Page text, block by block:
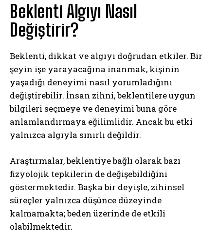
Beklenti Algıyı Nasıl
Değiştirir?
Beklenti, dikkat ve algıyı doğrudan etkiler. Bir
şeyin işe yarayacağına inanmak, kişinin
yaşadığı deneyimi nasıl yorumladığını
değiştirebilir. İnsan zihni, beklentilere uygun
bilgileri seçmeye ve deneyimi buna göre
anlamlandırmaya eğilimlidir. Ancak bu etki
yalnızca algıyla sınırlı değildir.
Araştırmalar, beklentiye bağlı olarak bazı
fizyolojik tepkilerin de değişebildiğini
göstermektedir. Başka bir deyişle, zihinsel
süreçler yalnızca düşünce düzeyinde
kalmamakta; beden üzerinde de etkili
olabilmektedir.